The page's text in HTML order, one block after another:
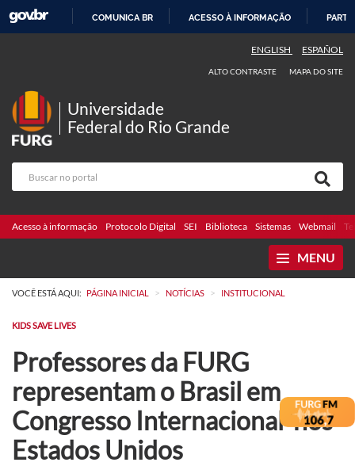
COMUNICA BR ACESSO À INFORMAÇÃO
ENGLISH ESPAÑOL
ALTO CONTRASTE MAPA DO SITE
Universidade
Federal do Rio Grande
Acesso à informação Protocolo Digital SEI Biblioteca Sistemas Webmail
MENU
VOCÊ ESTÁ AQUI: PÁGINA INICIAL > NOTÍCIAS > INSTITUCIONAL
KIDS SAVE LIVES
Professores da FURG
representam o Brasil em
Congresso Internacional nos
Estados Unidos